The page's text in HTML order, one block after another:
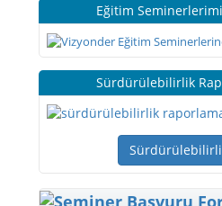
Eğitim
Sürdürülebilirlik